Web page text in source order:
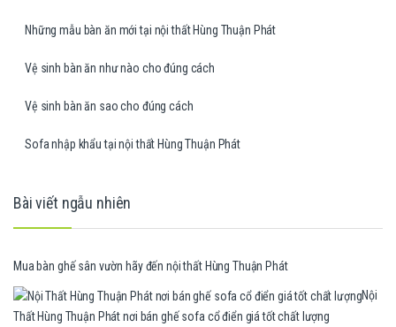
Những mẫu bàn ăn mới tại nội thất Hùng Thuận Phát
Vệ sinh bàn ăn như nào cho đúng cách
Vệ sinh bàn ăn sao cho đúng cách
Sofa nhập khẩu tại nội thất Hùng Thuận Phát
Bài viết ngẫu nhiên
Mua bàn ghế sân vườn hãy đến nội thất Hùng Thuận Phát
Nội
Thất Hùng Thuận Phát nơi bán ghế sofa cổ điển giá tốt chất lượng